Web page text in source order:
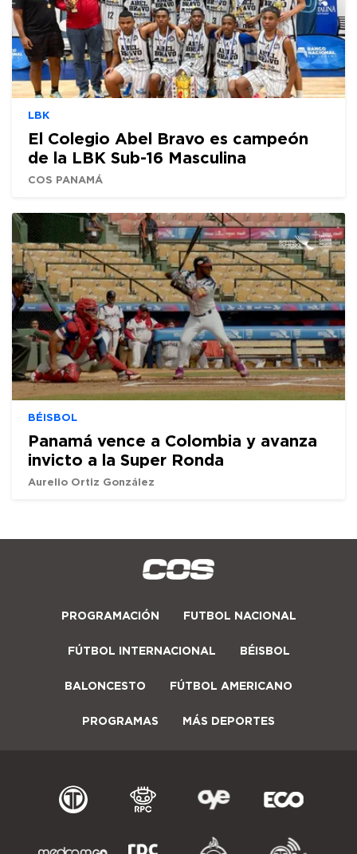
LBK
El Colegio Abel Bravo es campeón
de la LBK Sub-16 Masculina
COS PANAMÁ
BÉISBOL
Panamá vence a Colombia y avanza
invicto a la Super Ronda
Aurelio Ortiz González
PROGRAMACIÓN FUTBOL NACIONAL
FÚTBOL INTERNACIONAL BÉISBOL
BALONCESTO FÚTBOL AMERICANO
PROGRAMAS MÁS DEPORTES